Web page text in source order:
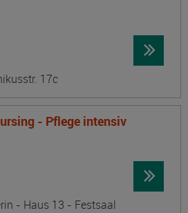
17c
- Pflege intensiv
- Haus 13 - Festsaal